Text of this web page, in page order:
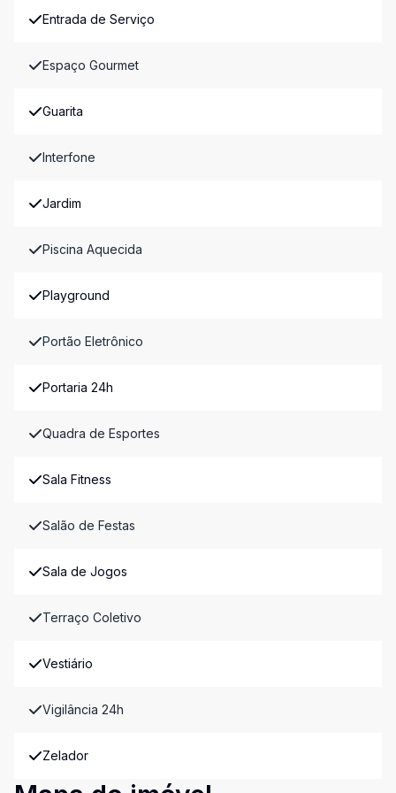
Entrada de Serviço
Espaço Gourmet
Guarita
Interfone
Jardim
Piscina Aquecida
Playground
Portão Eletrônico
Portaria 24h
Quadra de Esportes
Sala Fitness
Salão de Festas
Sala de Jogos
Terraço Coletivo
Vestiário
Vigilância 24h
Zelador